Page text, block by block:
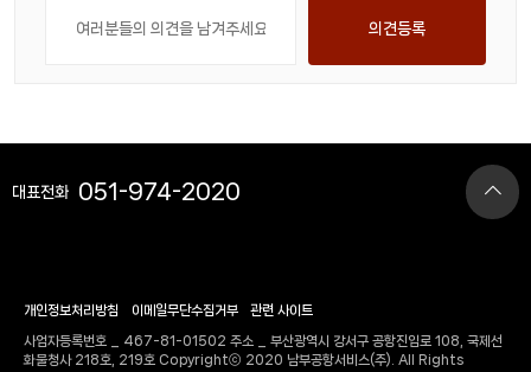
의견등록
대표전화 051-974-2020
개인정보처리방침 이메일무단수집거부 관련 사이트
사업자등록번호 _ 467-81-01502 주소 _ 부산광역시 강서구 공항진입로 108, 국제선
화물청사 218호, 219호 Copyrightⓒ 2020 남부공항서비스(주). All Rights